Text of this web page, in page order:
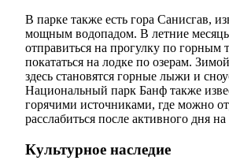
В парке также есть гора Санисгав,
мощным водопадом. В летние
отправиться на прогулку по горным
покататься на лодке по озерам.
здесь становятся горные лыжи и
Национальный парк Банф также
горячими источниками, где можно
расслабиться после активного дня
Культурное наследие